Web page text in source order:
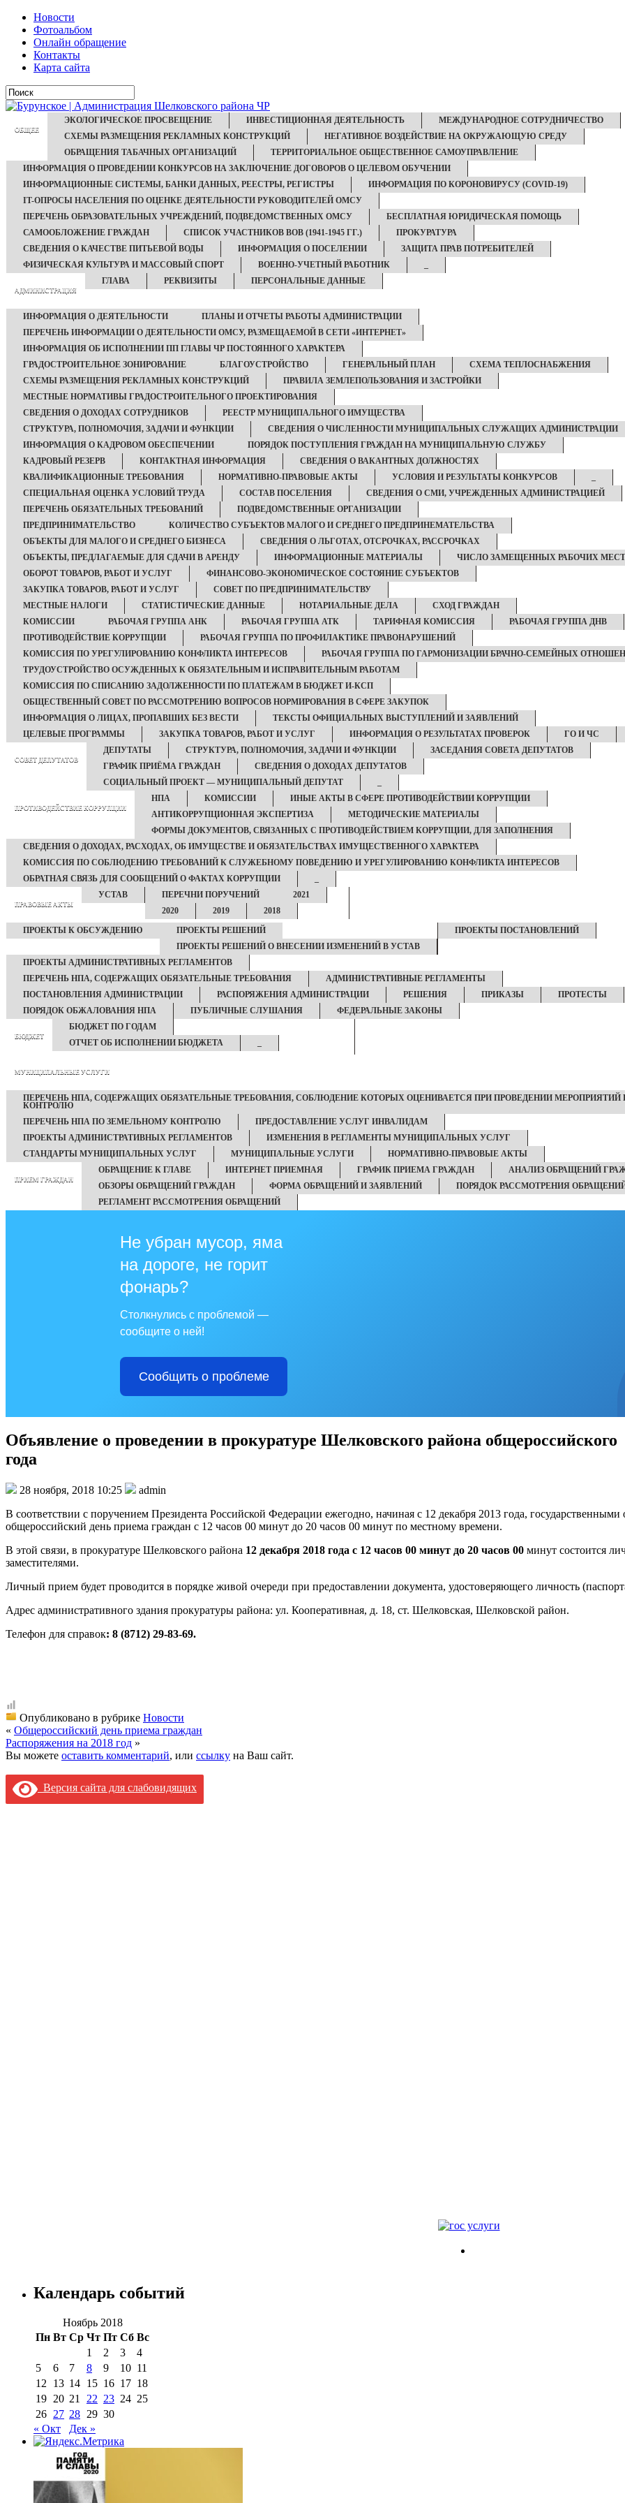
Новости
Фотоальбом
Онлайн обращение
Контакты
Карта сайта
ОБЩЕЕ
ЭКОЛОГИЧЕСКОЕ ПРОСВЕЩЕНИЕ ИНВЕСТИЦИОННАЯ ДЕЯТЕЛЬНОСТЬ
МЕЖДУНАРОДНОЕ СОТРУДНИЧЕСТВО
СХЕМЫ РАЗМЕЩЕНИЯ РЕКЛАМНЫХ КОНСТРУКЦИЙ
НЕГАТИВНОЕ ВОЗДЕЙСТВИЕ НА ОКРУЖАЮЩУЮ СРЕДУ
ОБРАЩЕНИЯ ТАБАЧНЫХ ОРГАНИЗАЦИЙ
ТЕРРИТОРИАЛЬНОЕ ОБЩЕСТВЕННОЕ САМОУПРАВЛЕНИЕ
ИНФОРМАЦИЯ О ПРОВЕДЕНИИ КОНКУРСОВ НА ЗАКЛЮЧЕНИЕ ДОГОВОРОВ О ЦЕЛЕВОМ ОБУЧЕНИИ
ИНФОРМАЦИОННЫЕ СИСТЕМЫ, БАНКИ ДАННЫХ, РЕЕСТРЫ, РЕГИСТРЫ
ИНФОРМАЦИЯ ПО КОРОНОВИРУСУ (COVID-19)
IT-ОПРОСЫ НАСЕЛЕНИЯ ПО ОЦЕНКЕ ДЕЯТЕЛЬНОСТИ РУКОВОДИТЕЛЕЙ ОМСУ
ПЕРЕЧЕНЬ ОБРАЗОВАТЕЛЬНЫХ УЧРЕЖДЕНИЙ, ПОДВЕДОМСТВЕННЫХ ОМСУ
БЕСПЛАТНАЯ ЮРИДИЧЕСКАЯ ПОМОЩЬ
САМООБЛОЖЕНИЕ ГРАЖДАН
СПИСОК УЧАСТНИКОВ ВОВ (1941-1945 ГГ.)
ПРОКУРАТУРА
СВЕДЕНИЯ О КАЧЕСТВЕ ПИТЬЕВОЙ ВОДЫ
ИНФОРМАЦИЯ О ПОСЕЛЕНИИ
ЗАЩИТА ПРАВ ПОТРЕБИТЕЛЕЙ
ФИЗИЧЕСКАЯ КУЛЬТУРА И МАССОВЫЙ СПОРТ
ВОЕННО-УЧЕТНЫЙ РАБОТНИК
АДМИНИСТРАЦИЯ
ГЛАВА РЕКВИЗИТЫ ПЕРСОНАЛЬНЫЕ ДАННЫЕ
ИНФОРМАЦИЯ О ДЕЯТЕЛЬНОСТИ
ПЛАНЫ И ОТЧЕТЫ РАБОТЫ АДМИНИСТРАЦИИ
ПЕРЕЧЕНЬ ИНФОРМАЦИИ О ДЕЯТЕЛЬНОСТИ ОМСУ, РАЗМЕЩАЕМОЙ В СЕТИ «ИНТЕРНЕТ»
ИНФОРМАЦИЯ ОБ ИСПОЛНЕНИИ ПП ГЛАВЫ ЧР ПОСТОЯННОГО ХАРАКТЕРА
ГРАДОСТРОИТЕЛЬНОЕ ЗОНИРОВАНИЕ
БЛАГОУСТРОЙСТВО ГЕНЕРАЛЬНЫЙ ПЛАН
СХЕМА ТЕПЛОСНАБЖЕНИЯ
СХЕМЫ РАЗМЕЩЕНИЯ РЕКЛАМНЫХ КОНСТРУКЦИЙ
ПРАВИЛА ЗЕМЛЕПОЛЬЗОВАНИЯ И ЗАСТРОЙКИ
МЕСТНЫЕ НОРМАТИВЫ ГРАДОСТРОИТЕЛЬНОГО ПРОЕКТИРОВАНИЯ
СВЕДЕНИЯ О ДОХОДАХ СОТРУДНИКОВ
РЕЕСТР МУНИЦИПАЛЬНОГО ИМУЩЕСТВА
СТРУКТУРА, ПОЛНОМОЧИЯ, ЗАДАЧИ И ФУНКЦИИ
СВЕДЕНИЯ О ЧИСЛЕННОСТИ МУНИЦИПАЛЬНЫХ СЛУЖАЩИХ АДМИНИСТРАЦИИ
ИНФОРМАЦИЯ О КАДРОВОМ ОБЕСПЕЧЕНИИ
ПОРЯДОК ПОСТУПЛЕНИЯ ГРАЖДАН НА МУНИЦИПАЛЬНУЮ СЛУЖБУ
КАДРОВЫЙ РЕЗЕРВ
КОНТАКТНАЯ ИНФОРМАЦИЯ
СВЕДЕНИЯ О ВАКАНТНЫХ ДОЛЖНОСТЯХ
КВАЛИФИКАЦИОННЫЕ ТРЕБОВАНИЯ
НОРМАТИВНО-ПРАВОВЫЕ АКТЫ УСЛОВИЯ И РЕЗУЛЬТАТЫ КОНКУРСОВ
СПЕЦИАЛЬНАЯ ОЦЕНКА УСЛОВИЙ ТРУДА
СОСТАВ ПОСЕЛЕНИЯ
СВЕДЕНИЯ О СМИ, УЧРЕЖДЕННЫХ АДМИНИСТРАЦИЕЙ
ПЕРЕЧЕНЬ ОБЯЗАТЕЛЬНЫХ ТРЕБОВАНИЙ
ПОДВЕДОМСТВЕННЫЕ ОРГАНИЗАЦИИ
ПРЕДПРИНИМАТЕЛЬСТВО
КОЛИЧЕСТВО СУБЪЕКТОВ МАЛОГО И СРЕДНЕГО ПРЕДПРИНЕМАТЕЛЬСТВА
ОБЪЕКТЫ ДЛЯ МАЛОГО И СРЕДНЕГО БИЗНЕСА
СВЕДЕНИЯ О ЛЬГОТАХ, ОТСРОЧКАХ, РАССРОЧКАХ
ОБЪЕКТЫ, ПРЕДЛАГАЕМЫЕ ДЛЯ СДАЧИ В АРЕНДУ
ИНФОРМАЦИОННЫЕ МАТЕРИАЛЫ
ЧИСЛО ЗАМЕЩЕННЫХ РАБОЧИХ МЕСТ
ОБОРОТ ТОВАРОВ, РАБОТ И УСЛУГ
ФИНАНСОВО-ЭКОНОМИЧЕСКОЕ СОСТОЯНИЕ СУБЪЕКТОВ
ЗАКУПКА ТОВАРОВ, РАБОТ И УСЛУГ
СОВЕТ ПО ПРЕДПРИНИМАТЕЛЬСТВУ
МЕСТНЫЕ НАЛОГИ
СТАТИСТИЧЕСКИЕ ДАННЫЕ НОТАРИАЛЬНЫЕ ДЕЛА
СХОД ГРАЖДАН
КОМИССИИ
РАБОЧАЯ ГРУППА АНК РАБОЧАЯ ГРУППА АТК ТАРИФНАЯ КОМИССИЯ
РАБОЧАЯ ГРУППА ДНВ
ПРОТИВОДЕЙСТВИЕ КОРРУПЦИИ
РАБОЧАЯ ГРУППА ПО ПРОФИЛАКТИКЕ ПРАВОНАРУШЕНИЙ
КОМИССИЯ ПО УРЕГУЛИРОВАНИЮ КОНФЛИКТА ИНТЕРЕСОВ
РАБОЧАЯ ГРУППА ПО ГАРМОНИЗАЦИИ БРАЧНО-СЕМЕЙНЫХ
ТРУДОУСТРОЙСТВО ОСУЖДЕННЫХ К ОБЯЗАТЕЛЬНЫМ И ИСПРАВИТЕЛЬНЫМ РАБОТАМ
КОМИССИЯ ПО СПИСАНИЮ ЗАДОЛЖЕННОСТИ ПО ПЛАТЕЖАМ В БЮДЖЕТ И-КСП
ОБЩЕСТВЕННЫЙ СОВЕТ ПО РАССМОТРЕНИЮ ВОПРОСОВ НОРМИРОВАНИЯ В СФЕРЕ ЗАКУПОК
ИНФОРМАЦИЯ О ЛИЦАХ, ПРОПАВШИХ БЕЗ ВЕСТИ
ТЕКСТЫ ОФИЦИАЛЬНЫХ ВЫСТУПЛЕНИЙ И ЗАЯВЛЕНИЙ
ЦЕЛЕВЫЕ ПРОГРАММЫ
ЗАКУПКА ТОВАРОВ, РАБОТ И УСЛУГ ИНФОРМАЦИЯ О РЕЗУЛЬТАТАХ ПРОВЕРОК ГО И ЧС
СОВЕТ ДЕПУТАТОВ
ДЕПУТАТЫ СТРУКТУРА, ПОЛНОМОЧИЯ, ЗАДАЧИ И ФУНКЦИИ
ЗАСЕДАНИЯ СОВЕТА ДЕПУТАТОВ
ГРАФИК ПРИЁМА ГРАЖДАН
СВЕДЕНИЯ О ДОХОДАХ ДЕПУТАТОВ
СОЦИАЛЬНЫЙ ПРОЕКТ — МУНИЦИПАЛЬНЫЙ ДЕПУТАТ
ПРОТИВОДЕЙСТВИЕ КОРРУПЦИИ
НПА КОМИССИИ
ИНЫЕ АКТЫ В СФЕРЕ ПРОТИВОДЕЙСТВИИ КОРРУПЦИИ
АНТИКОРРУПЦИОННАЯ ЭКСПЕРТИЗА
МЕТОДИЧЕСКИЕ МАТЕРИАЛЫ
ФОРМЫ ДОКУМЕНТОВ, СВЯЗАННЫХ С ПРОТИВОДЕЙСТВИЕМ КОРРУПЦИИ, ДЛЯ ЗАПОЛНЕНИЯ
СВЕДЕНИЯ О ДОХОДАХ, РАСХОДАХ, ОБ ИМУЩЕСТВЕ И ОБЯЗАТЕЛЬСТВАХ ИМУЩЕСТВЕННОГО ХАРАКТЕРА
КОМИССИЯ ПО СОБЛЮДЕНИЮ ТРЕБОВАНИЙ К СЛУЖЕБНОМУ ПОВЕДЕНИЮ И УРЕГУЛИРОВАНИЮ КОНФЛИКТА ИНТЕРЕСОВ
ОБРАТНАЯ СВЯЗЬ ДЛЯ СООБЩЕНИЙ О ФАКТАХ КОРРУПЦИИ
ПРАВОВЫЕ АКТЫ
УСТАВ ПЕРЕЧНИ ПОРУЧЕНИЙ
2021
2020
2019
2018
ПРОЕКТЫ К ОБСУЖДЕНИЮ
ПРОЕКТЫ РЕШЕНИЙ
ПРОЕКТЫ РЕШЕНИЙ О ВНЕСЕНИИ ИЗМЕНЕНИЙ В УСТАВ
ПРОЕКТЫ ПОСТАНОВЛЕНИЙ
ПРОЕКТЫ АДМИНИСТРАТИВНЫХ РЕГЛАМЕНТОВ
ПЕРЕЧЕНЬ НПА, СОДЕРЖАЩИХ ОБЯЗАТЕЛЬНЫЕ ТРЕБОВАНИЯ
АДМИНИСТРАТИВНЫЕ РЕГЛАМЕНТЫ
ПОСТАНОВЛЕНИЯ АДМИНИСТРАЦИИ
РАСПОРЯЖЕНИЯ АДМИНИСТРАЦИИ РЕШЕНИЯ ПРИКАЗЫ
ПРОТЕСТЫ
ПОРЯДОК ОБЖАЛОВАНИЯ НПА
ПУБЛИЧНЫЕ СЛУШАНИЯ ФЕДЕРАЛЬНЫЕ ЗАКОНЫ
БЮДЖЕТ
БЮДЖЕТ ПО ГОДАМ
ОТЧЕТ ОБ ИСПОЛНЕНИИ БЮДЖЕТА
МУНИЦИПАЛЬНЫЕ УСЛУГИ
ПЕРЕЧЕНЬ НПА, СОДЕРЖАЩИХ ОБЯЗАТЕЛЬНЫЕ ТРЕБОВАНИЯ, СОБЛЮДЕНИЕ КОТОРЫХ ОЦЕНИВАЕТСЯ ПРИ ПРОВЕДЕНИИ МЕРОПРИЯТИЙ
КОНТРОЛЮ
ПЕРЕЧЕНЬ НПА ПО ЗЕМЕЛЬНОМУ КОНТРОЛЮ
ПРЕДОСТАВЛЕНИЕ УСЛУГ ИНВАЛИДАМ
ПРОЕКТЫ АДМИНИСТРАТИВНЫХ РЕГЛАМЕНТОВ
ИЗМЕНЕНИЯ В РЕГЛАМЕНТЫ МУНИЦИПАЛЬНЫХ УСЛУГ
СТАНДАРТЫ МУНИЦИПАЛЬНЫХ УСЛУГ
МУНИЦИПАЛЬНЫЕ УСЛУГИ НОРМАТИВНО-ПРАВОВЫЕ АКТЫ
ПРИЕМ ГРАЖДАН
ОБРАЩЕНИЕ К ГЛАВЕ ИНТЕРНЕТ ПРИЕМНАЯ ГРАФИК ПРИЕМА ГРАЖДАН
АНАЛИЗ ОБРАЩЕНИЙ
ОБЗОРЫ ОБРАЩЕНИЙ ГРАЖДАН
ФОРМА ОБРАЩЕНИЙ И ЗАЯВЛЕНИЙ
ПОРЯДОК РАССМОТРЕНИЯ
РЕГЛАМЕНТ РАССМОТРЕНИЯ ОБРАЩЕНИЙ
Не убран мусор, яма
на дороге, не горит
фонарь?
Столкнулись с проблемой —
сообщите о ней!
Сообщить о проблеме
Объявление о проведении в прокуратуре Шелковского района
года
28 ноября, 2018 10:25
admin
В соответствии с поручением Президента Российской Федерации ежегодно, начиная с 12 декабря 2013 года,
общероссийский день приема граждан с 12 часов 00 минут до 20 часов 00 минут по местному времени.
В этой связи, в прокуратуре Шелковского района 12 декабря 2018 года с 12 часов 00 минут до 20 часов 00 минут состоится
заместителями.
Личный прием будет проводится в порядке живой очереди при предоставлении документа, удостоверяющего личность
Адрес административного здания прокуратуры района: ул. Кооперативная, д. 18, ст. Шелковская, Шелковской район.
Телефон для справок: 8 (8712) 29-83-69.
Опубликовано в рубрике Новости
« Общероссийский день приема граждан
Распоряжения на 2018 год »
Вы можете оставить комментарий, или ссылку на Ваш сайт.
Версия сайта для слабовидящих
Календарь событий
Ноябрь 2018
Пн Вт Ср Чт Пт Сб Вс
1
2 3
4
5
6 7 8 9 10 11
12
13 14 15 16 17 18
19 20 21 22 23 24 25
26 27 28 29 30
« Окт
Дек »